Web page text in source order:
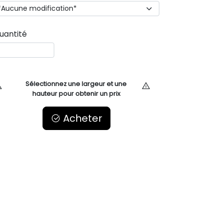
Sélectionnez une largeur et une
hauteur pour obtenir un prix
Acheter